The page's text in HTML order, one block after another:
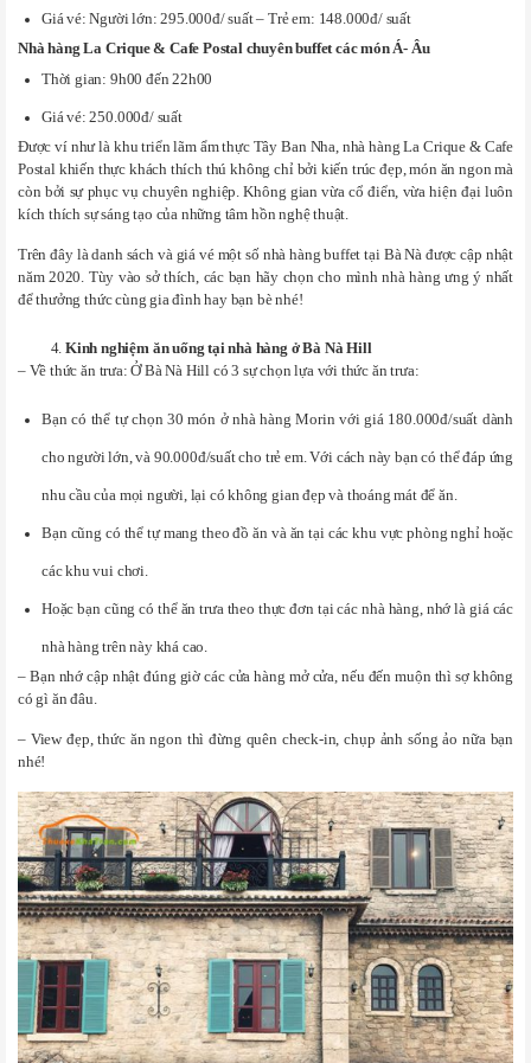
Giá vé: Người lớn: 295.000đ/ suất – Trẻ em: 148.000đ/ suất
Nhà hàng La Crique & Cafe Postal chuyên buffet các món Á- Âu
Thời gian: 9h00 đến 22h00
Giá vé: 250.000đ/ suất
Được ví như là khu triển lãm ẩm thực Tây Ban Nha, nhà hàng La Crique & Cafe
Postal khiến thực khách thích thú không chỉ bởi kiến trúc đẹp, món ăn ngon mà
còn bởi sự phục vụ chuyên nghiệp. Không gian vừa cổ điển, vừa hiện đại luôn
kích thích sự sáng tạo của những tâm hồn nghệ thuật.
Trên đây là danh sách và giá vé một số nhà hàng buffet tại Bà Nà được cập nhật
năm 2020. Tùy vào sở thích, các bạn hãy chọn cho mình nhà hàng ưng ý nhất
để thưởng thức cùng gia đình hay bạn bè nhé!
Kinh nghiệm ăn uống tại nhà hàng ở Bà Nà Hill
– Về thức ăn trưa: Ở Bà Nà Hill có 3 sự chọn lựa với thức ăn trưa:
Bạn có thể tự chọn 30 món ở nhà hàng Morin với giá 180.000đ/suất dành
cho người lớn, và 90.000đ/suất cho trẻ em. Với cách này bạn có thể đáp ứng
nhu cầu của mọi người, lại có không gian đẹp và thoáng mát để ăn.
Bạn cũng có thể tự mang theo đồ ăn và ăn tại các khu vực phòng nghỉ hoặc
các khu vui chơi.
Hoặc bạn cũng có thể ăn trưa theo thực đơn tại các nhà hàng, nhớ là giá các
nhà hàng trên này khá cao.
– Bạn nhớ cập nhật đúng giờ các cửa hàng mở cửa, nếu đến muộn thì sợ không
có gì ăn đâu.
– View đẹp, thức ăn ngon thì đừng quên check-in, chụp ảnh sống ảo nữa bạn
nhé!